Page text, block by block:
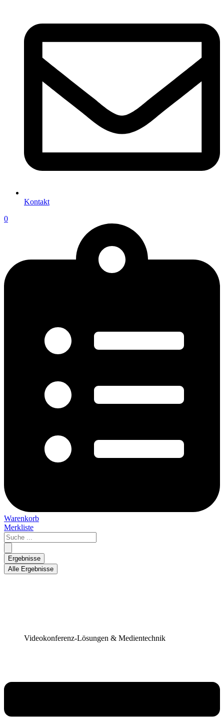
Kontakt
0
Warenkorb
Merkliste
Search
...
Ergebnisse
Alle Ergebnisse
Videokonferenz-Lösungen & Medientechnik